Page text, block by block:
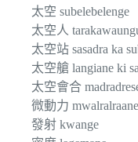
太空 subelebelenge
太空人
太空站 sasadra ka
太空艙 langiane ki
太空會合
微動力
發射 kwange